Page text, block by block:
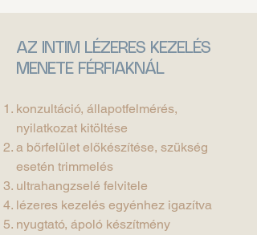
AZ INTIM LÉZERES KEZELÉS
MENETE FÉRFIAKNÁL
konzultáció, állapotfelmérés,
nyilatkozat kitöltése
a bőrfelület előkészítése, szükség
esetén trimmelés
ultrahangzselé felvitele
lézeres kezelés egyénhez igazítva
nyugtató, ápoló készítmény